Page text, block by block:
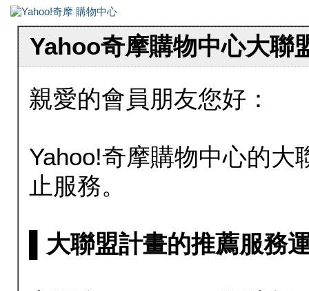
Yahoo奇摩購物中心大聯
親愛的會員朋友您好：
Yahoo!奇摩購物中心的大
止服務。
▌大聯盟計畫的推薦服務